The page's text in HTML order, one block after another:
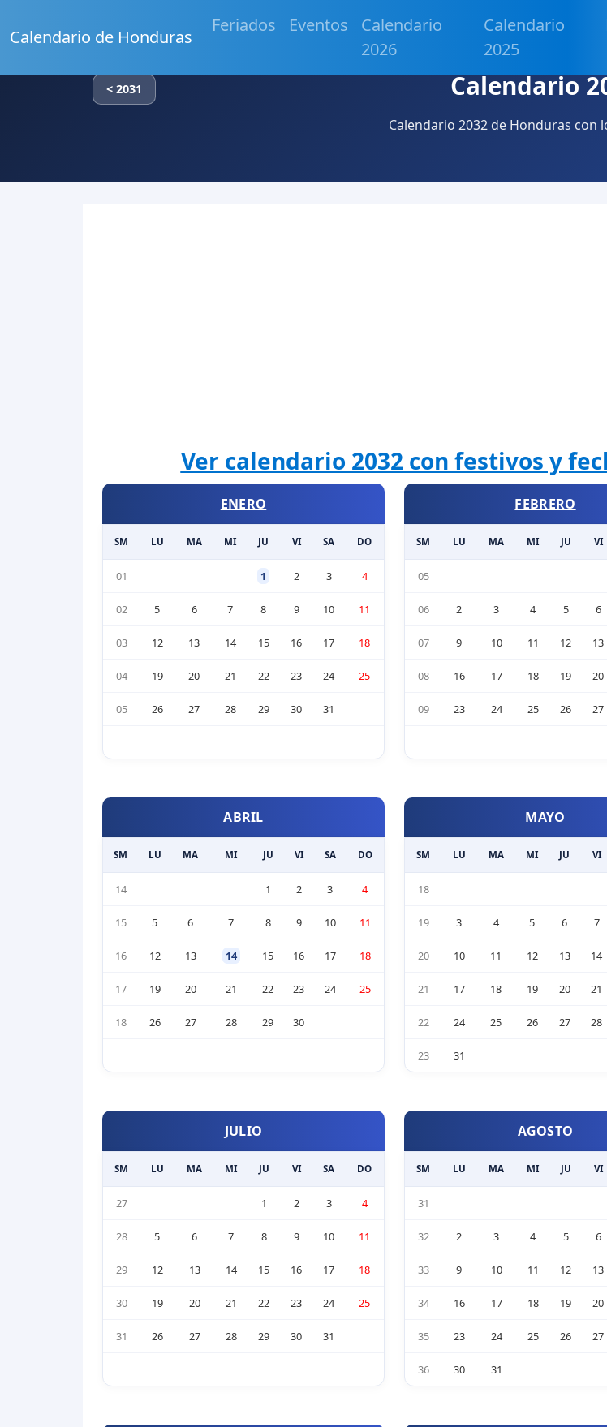
Calendario de Honduras
Feriados Eventos
Calendario
2026
Calendario
2025
< 2031 Calendario
Calendario 2032 de Honduras con
Ver calendario 2032 con festivos y
ENERO
SM LU MA MI JU VI SA DO
01 1 2 3 4
02 5 6 7 8 9 10 11
03 12 13 14 15 16 17 18
04 19 20 21 22 23 24 25
05 26 27 28 29 30 31
FEBRERO
SM LU MA MI JU VI
05
06 2 3 4 5 6
07 9 10 11 12 13
08 16 17 18 19 20
09 23 24 25 26 27
ABRIL
SM LU MA MI JU VI SA DO
14 1 2 3 4
15 5 6 7 8 9 10 11
16 12 13 14 15 16 17 18
17 19 20 21 22 23 24 25
18 26 27 28 29 30
MAYO
SM LU MA MI JU VI
18
19 3 4 5 6 7
20 10 11 12 13 14
21 17 18 19 20 21
22 24 25 26 27 28
23 31
JULIO
SM LU MA MI JU VI SA DO
27 1 2 3 4
28 5 6 7 8 9 10 11
29 12 13 14 15 16 17 18
30 19 20 21 22 23 24 25
31 26 27 28 29 30 31
AGOSTO
SM LU MA MI JU VI
31
32 2 3 4 5 6
33 9 10 11 12 13
34 16 17 18 19 20
35 23 24 25 26 27
36 30 31